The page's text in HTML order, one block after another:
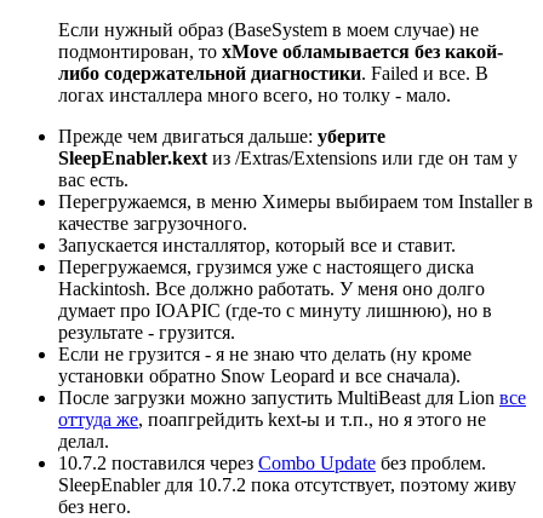
Если нужный образ (BaseSystem в моем случае) не
подмонтирован, то xMove обламывается без какой-
либо содержательной диагностики. Failed и все. В
логах инсталлера много всего, но толку - мало.
Прежде чем двигаться дальше: уберите
SleepEnabler.kext из /Extras/Extensions или где он там у
вас есть.
Перегружаемся, в меню Химеры выбираем том Installer в
качестве загрузочного.
Запускается инсталлятор, который все и ставит.
Перегружаемся, грузимся уже с настоящего диска
Hackintosh. Все должно работать. У меня оно долго
думает про IOAPIC (где-то с минуту лишнюю), но в
результате - грузится.
Если не грузится - я не знаю что делать (ну кроме
установки обратно Snow Leopard и все сначала).
После загрузки можно запустить MultiBeast для Lion все
оттуда же, поапгрейдить kext-ы и т.п., но я этого не
делал.
10.7.2 поставился через Combo Update без проблем.
SleepEnabler для 10.7.2 пока отсутствует, поэтому живу
без него.